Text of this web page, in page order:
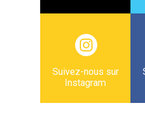
Suivez-nous sur
Instagram